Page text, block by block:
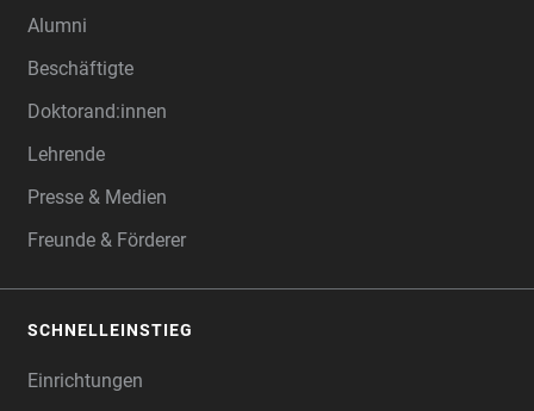
Alumni
Beschäftigte
Doktorand:innen
Lehrende
Presse & Medien
Freunde & Förderer
SCHNELLEINSTIEG
Einrichtungen